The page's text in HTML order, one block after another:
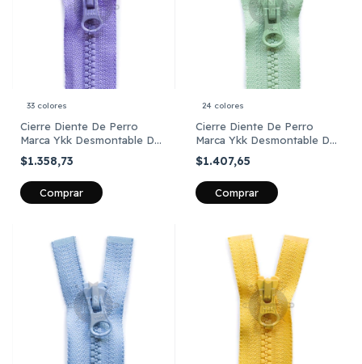
33 colores
Cierre Diente De Perro
Marca Ykk Desmontable De
45 Cm X Unid
$1.358,73
Comprar
24 colores
Cierre Diente De Perro
Marca Ykk Desmontable De
50 Cm X Unid
$1.407,65
Comprar